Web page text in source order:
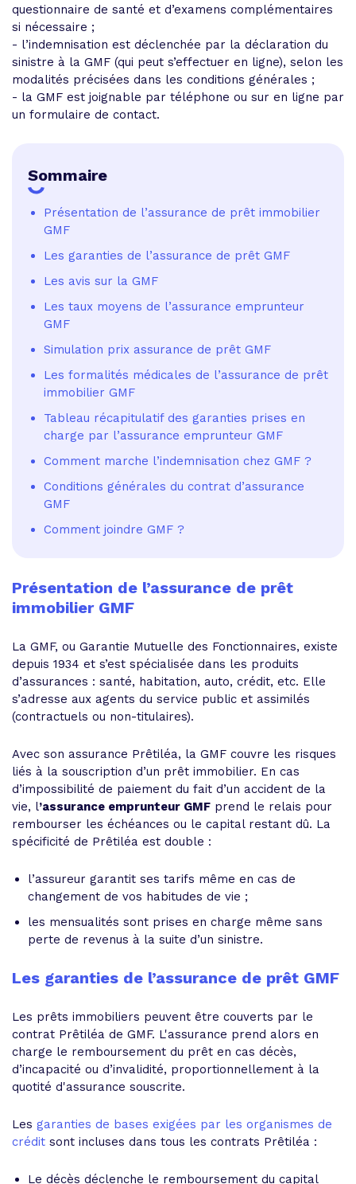
questionnaire de santé et d’examens complémentaires
si nécessaire ;
- l’indemnisation est déclenchée par la déclaration du
sinistre à la GMF (qui peut s’effectuer en ligne), selon les
modalités précisées dans les conditions générales ;
- la GMF est joignable par téléphone ou sur en ligne par
un formulaire de contact.
Sommaire
Présentation de l’assurance de prêt immobilier
GMF
Les garanties de l’assurance de prêt GMF
Les avis sur la GMF
Les taux moyens de l’assurance emprunteur
GMF
Simulation prix assurance de prêt GMF
Les formalités médicales de l’assurance de prêt
immobilier GMF
Tableau récapitulatif des garanties prises en
charge par l’assurance emprunteur GMF
Comment marche l’indemnisation chez GMF ?
Conditions générales du contrat d’assurance
GMF
Comment joindre GMF ?
Présentation de l’assurance de prêt
immobilier GMF
La GMF, ou Garantie Mutuelle des Fonctionnaires, existe
depuis 1934 et s’est spécialisée dans les produits
d’assurances : santé, habitation, auto, crédit, etc. Elle
s’adresse aux agents du service public et assimilés
(contractuels ou non-titulaires).
Avec son assurance Prêtiléa, la GMF couvre les risques
liés à la souscription d’un prêt immobilier. En cas
d’impossibilité de paiement du fait d’un accident de la
vie, l’assurance emprunteur GMF prend le relais pour
rembourser les échéances ou le capital restant dû. La
spécificité de Prêtiléa est double :
l’assureur garantit ses tarifs même en cas de
changement de vos habitudes de vie ;
les mensualités sont prises en charge même sans
perte de revenus à la suite d’un sinistre.
Les garanties de l’assurance de prêt GMF
Les prêts immobiliers peuvent être couverts par le
contrat Prêtiléa de GMF. L'assurance prend alors en
charge le remboursement du prêt en cas décès,
d’incapacité ou d’invalidité, proportionnellement à la
quotité d'assurance souscrite.
Les garanties de bases exigées par les organismes de
crédit sont incluses dans tous les contrats Prêtiléa :
Le décès déclenche le remboursement du capital